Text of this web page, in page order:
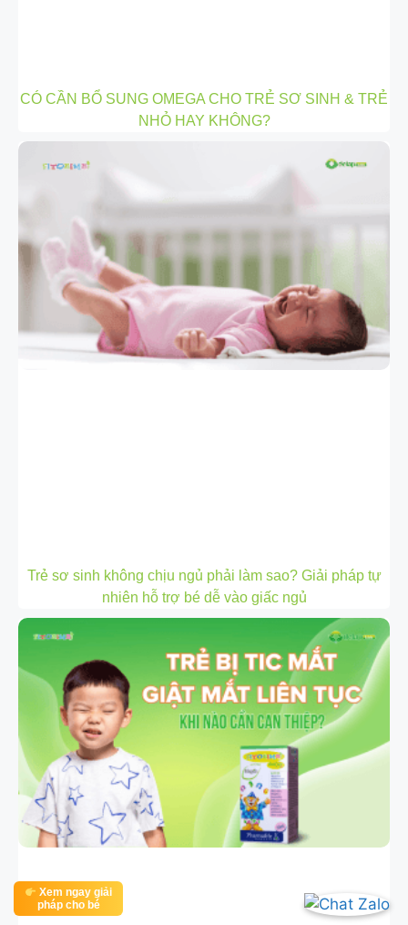
Xem ngay giải
pháp cho bé
CÓ CẦN BỔ SUNG OMEGA CHO TRẺ SƠ SINH & TRẺ
NHỎ HAY KHÔNG?
Trẻ sơ sinh không chịu ngủ phải làm sao? Giải pháp tự
nhiên hỗ trợ bé dễ vào giấc ngủ